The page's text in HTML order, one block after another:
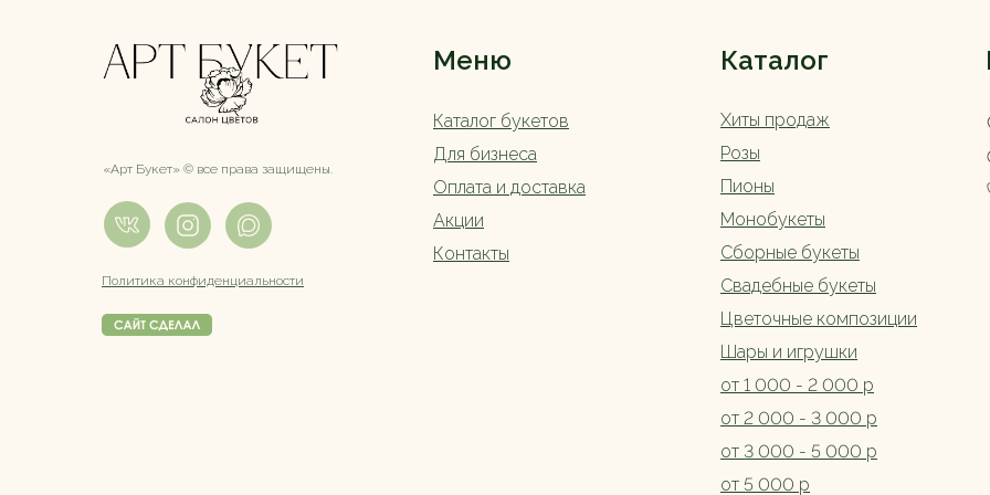
Меню Каталог
Каталог букетов
Политика конфиденциальности
Оплата и доставка
Сборные букеты
Свадебные букеты
«Арт Букет» ©️ все права защищены.
Для бизнеса
Хиты продаж
Монобукеты
Цветочные композиции
Акции
от 5 000 р
Контакты
Шары и игрушки
от 1 000 - 2 000 р
от 2 000 - 3 000 р
от 3 000 - 5 000 р
Розы
Пионы